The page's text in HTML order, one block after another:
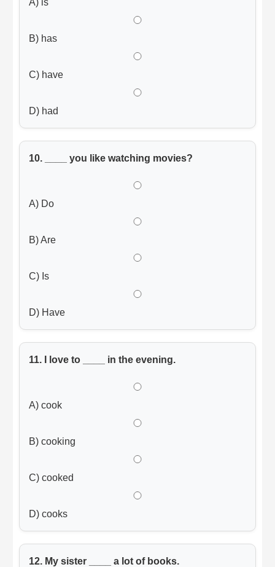
B) has
C) have
D) had
10. ____ you like watching movies?
A) Do
B) Are
C) Is
D) Have
11. I love to ____ in the evening.
A) cook
B) cooking
C) cooked
D) cooks
12. My sister ____ a lot of books.